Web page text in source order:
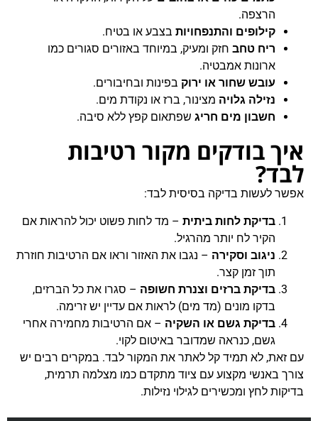
הרצפה.
קילופים והתנפחויותבצבע או בטיח.
ריח טחבחזק ומעיק, במיוחד באזורים סגורים כמו
ארונות אמבטיה.
עובש שחור או ירוקבפינות ובחיבורים.
נזילה גלויהמצינור, ברז או נקודת מים.
חשבון מים חריגשפתאום קפץ ללא סיבה.
איך בודקים מקור רטיבות
לבד?
אפשר לעשות בדיקה בסיסית לבד:
בדיקת לחות ביתית– מד לחות פשוט יכול להראות אם
הקיר לח יותר מהרגיל.
ניגוב וסקירה– נגבו את האזור וראו אם הרטיבות חוזרת
תוך זמן קצר.
בדיקת ברזים וצנרת חשופה– סגרו את כל הברזים,
בדקו מונים (מד מים) לראות אם עדיין יש זרימה.
בדיקת גשם או השקיה– אם הרטיבות מחמירה אחרי
גשם, כנראה שמדובר באיטום לקוי.
עם זאת, לא תמיד קל לאתר את המקור לבד. במקרים רבים יש
צורך באנשי מקצוע עם ציוד מתקדם כמו מצלמה תרמית,
בדיקות לחץ ומכשירים לגילוי נזילות.